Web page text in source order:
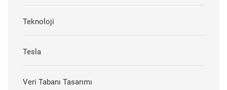
Teknoloji
Tesla
Veri Tabanı Tasarımı